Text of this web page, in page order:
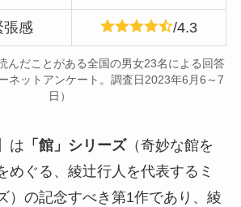
張感 /4.3
んだことがある全国の男女23名による回答
ネットアンケート。調査日2023年6月6～7
日）
は 「館」シリーズ（奇妙な館を
めぐる、綾辻行人を代表するミ
）の記念すべき第1作であり、綾